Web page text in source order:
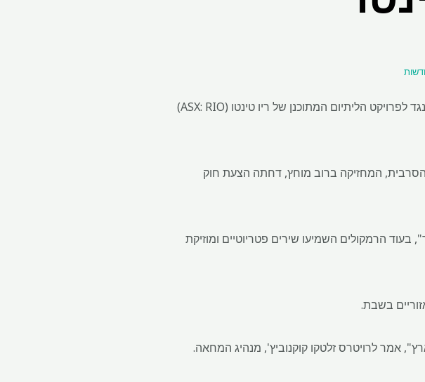
מאות מפגינים בעיירה לוז'ניצה שבמערב סרביה התגייסו ביום רביעי כדי להתנגד לפרויקט הליתיום המתוכנן של ריו טינטו (ASX: RIO)
המחזיקה ברוב מוחץ, דחתה הצעת חוק
הרמקולים השמיעו שירים פטריוטיים ומוזיקת
בשבת.
אמר לרויטרס זלטקו קוקנוביץ', מנהיג המחאה.